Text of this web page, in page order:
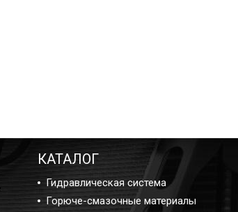
КАТАЛОГ
Гидравлическая система
Горюче-смазочные материалы